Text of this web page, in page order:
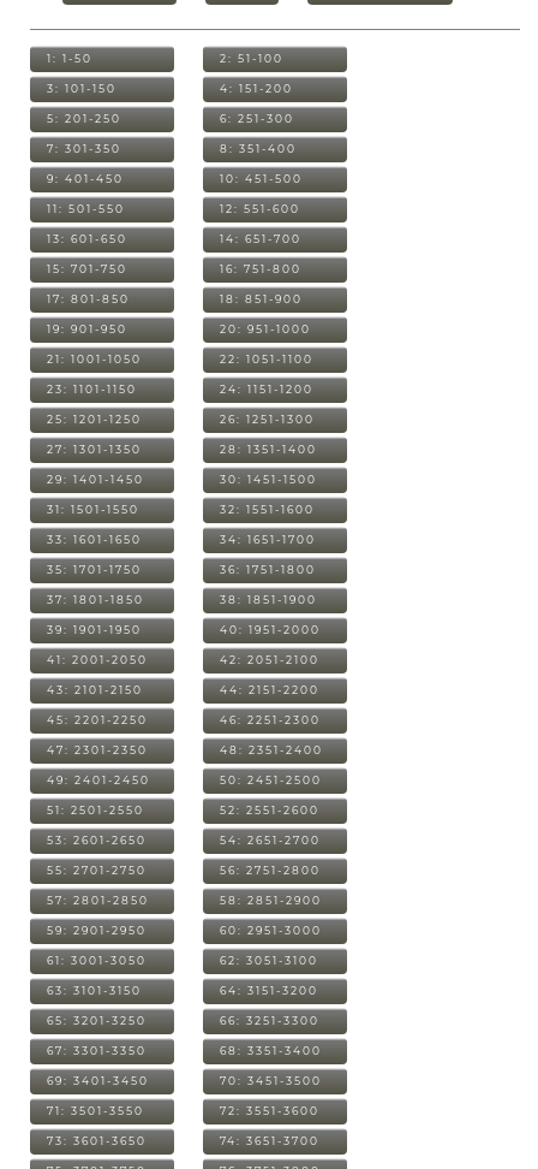
1: 1-50 2: 51-100
3: 101-150 4: 151-200
5: 201-250 6: 251-300
7: 301-350 8: 351-400
9: 401-450 10: 451-500
11: 501-550 12: 551-600
13: 601-650 14: 651-700
15: 701-750 16: 751-800
17: 801-850 18: 851-900
19: 901-950 20: 951-1000
21: 1001-1050 22: 1051-1100
23: 1101-1150 24: 1151-1200
25: 1201-1250 26: 1251-1300
27: 1301-1350 28: 1351-1400
29: 1401-1450 30: 1451-1500
31: 1501-1550 32: 1551-1600
33: 1601-1650 34: 1651-1700
35: 1701-1750 36: 1751-1800
37: 1801-1850 38: 1851-1900
39: 1901-1950 40: 1951-2000
41: 2001-2050 42: 2051-2100
43: 2101-2150 44: 2151-2200
45: 2201-2250 46: 2251-2300
47: 2301-2350 48: 2351-2400
49: 2401-2450 50: 2451-2500
51: 2501-2550 52: 2551-2600
53: 2601-2650 54: 2651-2700
55: 2701-2750 56: 2751-2800
57: 2801-2850 58: 2851-2900
59: 2901-2950 60: 2951-3000
61: 3001-3050 62: 3051-3100
63: 3101-3150 64: 3151-3200
65: 3201-3250 66: 3251-3300
67: 3301-3350 68: 3351-3400
69: 3401-3450 70: 3451-3500
71: 3501-3550 72: 3551-3600
73: 3601-3650 74: 3651-3700